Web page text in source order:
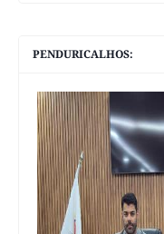
PENDURICALHOS: